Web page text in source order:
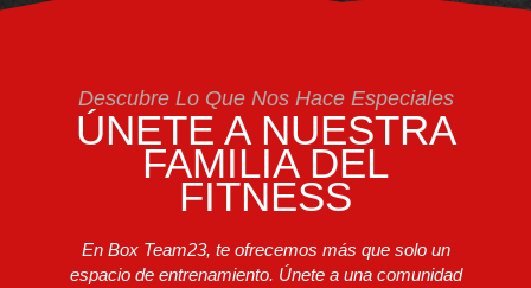
Descubre Lo Que Nos Hace Especiales
ÚNETE A NUESTRA
FAMILIA DEL
FITNESS
En Box Team23, te ofrecemos más que solo un
espacio de entrenamiento. Únete a una comunidad